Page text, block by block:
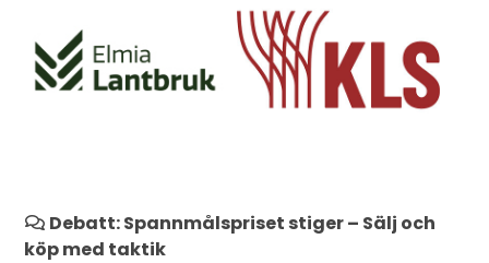
Debatt: Spannmålspriset stiger – Sälj och
köp med taktik